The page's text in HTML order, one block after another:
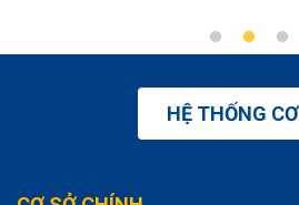
HỆ THỐNG